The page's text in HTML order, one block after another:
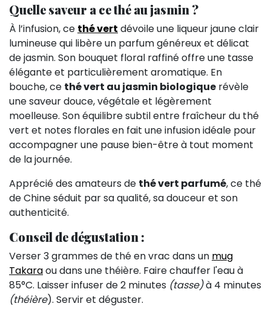
Quelle saveur a ce thé au jasmin ?
À l’infusion, ce thé vert dévoile une liqueur jaune clair
lumineuse qui libère un parfum généreux et délicat
de jasmin. Son bouquet floral raffiné offre une tasse
élégante et particulièrement aromatique. En
bouche, ce thé vert au jasmin biologique révèle
une saveur douce, végétale et légèrement
moelleuse. Son équilibre subtil entre fraîcheur du thé
vert et notes florales en fait une infusion idéale pour
accompagner une pause bien-être à tout moment
de la journée.
Apprécié des amateurs de thé vert parfumé, ce thé
de Chine séduit par sa qualité, sa douceur et son
authenticité.
Conseil de dégustation :
Verser 3 grammes de thé en vrac dans un mug
Takaraou dans une théière. Faire chauffer l'eau à
85°C. Laisser infuser de 2 minutes (tasse)à 4 minutes
(théière). Servir et déguster.